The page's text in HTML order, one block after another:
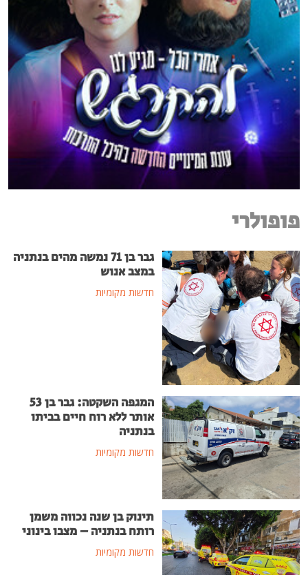
פופולרי
גבר בן 71 נמשה מהים בנתניה
במצב אנוש
חדשות מקומיות
המגפה השקטה: גבר בן 53
אותר ללא רוח חיים בביתו
בנתניה
חדשות מקומיות
תינוק בן שנה נכווה משמן
רותח בנתניה – מצבו בינוני
חדשות מקומיות